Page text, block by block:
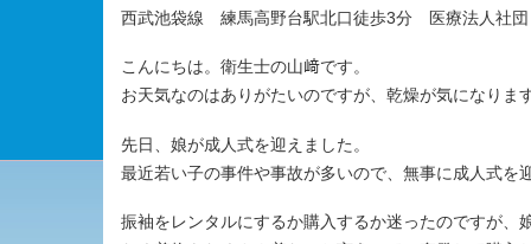
西武池袋線 練馬高野台駅北口徒歩3分 医療法人社
こんにちは。衛生士の山﨑です。
お天気なのはありがたいのですが、乾燥が気になります
先日、娘が成人式を迎えました。
最近若い子の事件や事故が多いので、無事に成人式
振袖をレンタルにするか購入するか迷ったのですが、